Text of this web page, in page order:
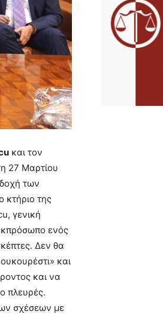
και τον
27 Μαρτίου
των
κτήριο της
γενική
ενός
Δεν θα
και
και να
πλευρές.
σχέσεων με